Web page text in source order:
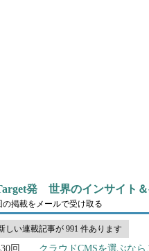
発 世界のインサイト
の掲載をメールで受け取る
しい連載記事が 991 件あります
クラウドCMSを選ぶな